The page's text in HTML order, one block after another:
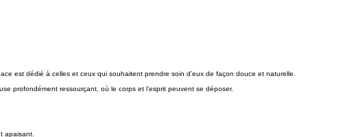
est dédié à celles et ceux qui souhaitent prendre soin d’eux de façon douce et naturelle.
profondément ressourçant, où le corps et l’esprit peuvent se déposer.
apaisant.